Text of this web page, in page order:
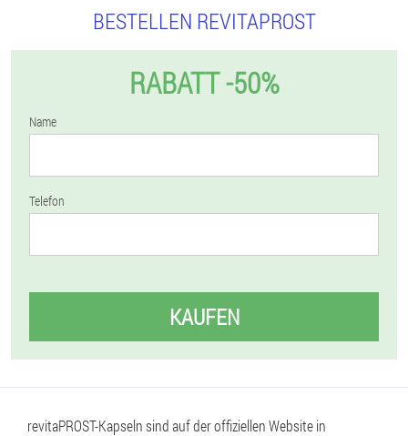
BESTELLEN REVITAPROST
RABATT -50%
Name
Telefon
KAUFEN
revitaPROST-Kapseln sind auf der offiziellen Website in